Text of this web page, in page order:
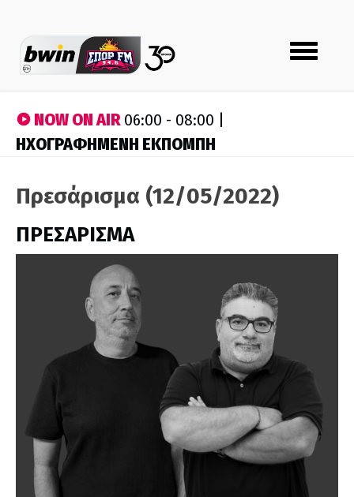
Toggle
navigation
NOW ON AIR06:00 - 08:00 |
ΗΧΟΓΡΑΦΗΜΕΝΗ ΕΚΠΟΜΠΗ
Πρεσάρισμα (12/05/2022)
ΠΡΕΣΑΡΙΣΜΑ